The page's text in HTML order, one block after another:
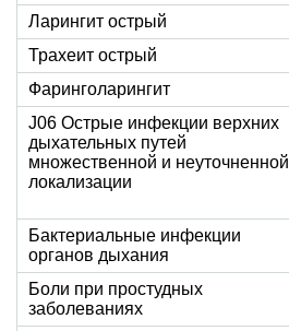
Ларингит острый
Трахеит острый
Фаринголарингит
J06 Острые инфекции верхних
дыхательных путей
множественной и неуточненной
локализации
Бактериальные инфекции
органов дыхания
Боли при простудных
заболеваниях